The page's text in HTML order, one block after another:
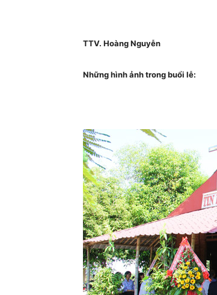
TTV. Hoàng Nguyễn
Những hình ảnh trong buổi lễ: